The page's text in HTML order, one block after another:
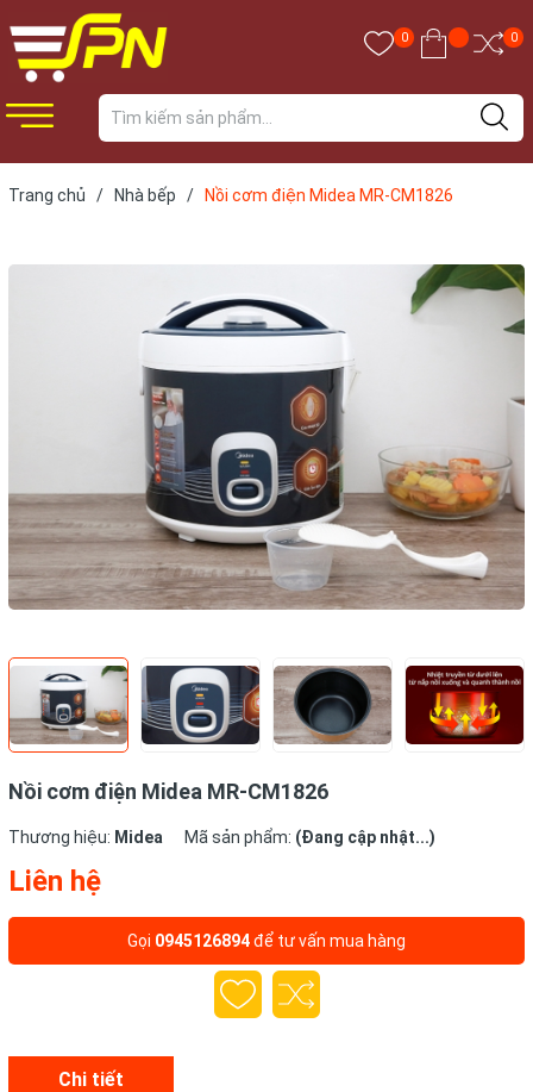
0 0
Trang chủ / Nhà bếp / Nồi cơm điện Midea MR-CM1826
Nồi cơm điện Midea MR-CM1826
Thương hiệu: Midea Mã sản phẩm: (Đang cập nhật...)
Liên hệ
Gọi 0945126894để tư vấn mua hàng
Chi tiết